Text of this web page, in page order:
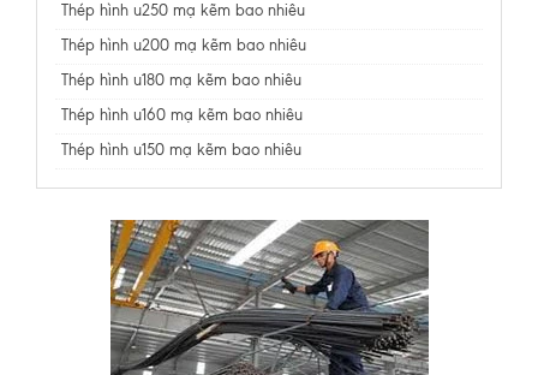
Thép hình u250 mạ kẽm bao nhiêu
Thép hình u200 mạ kẽm bao nhiêu
Thép hình u180 mạ kẽm bao nhiêu
Thép hình u160 mạ kẽm bao nhiêu
Thép hình u150 mạ kẽm bao nhiêu